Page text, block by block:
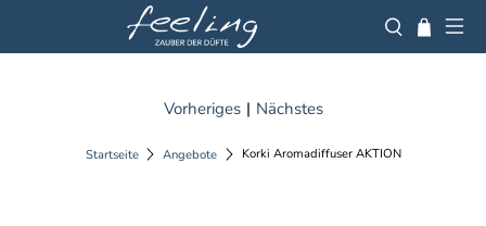
Startseite Angebote Korki Aromadiffuser AKTION
Vorheriges | Nächstes